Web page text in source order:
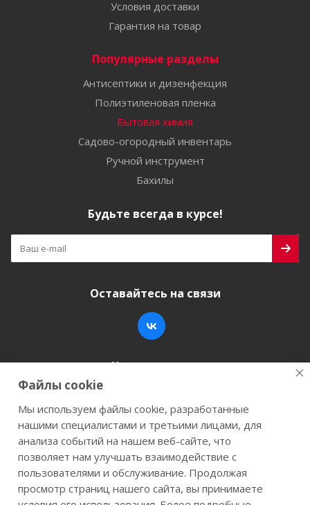
Условия доставки
Гарантия на товар
Популярные разделы
Антисептики и дизенфекция
Полиэтиленовая пленка
Бытовая химия
Садово-огородный инвентарь
Ручной инструмент
Бахилы
Будьте всегда в курсе!
Оставайтесь на связи
Наши контакты
+7 (846) 200-05-15
г. Самара, ул. Заводское шоссе, 17
2026 © Строй-К.рф. Сайт не является публичной
Файлы cookie
Мы используем файлы cookie, разработанные
нашими специалистами и третьими лицами, для
анализа событий на нашем веб-сайте, что
позволяет нам улучшать взаимодействие с
пользователями и обслуживание. Продолжая
просмотр страниц нашего сайта, вы принимаете